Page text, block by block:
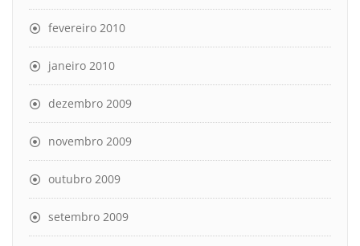
fevereiro 2010
janeiro 2010
dezembro 2009
novembro 2009
outubro 2009
setembro 2009